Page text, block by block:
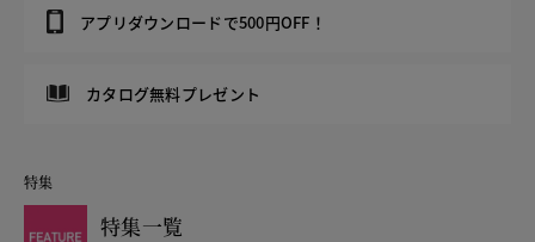
アプリダウンロードで500円OFF！
カタログ無料プレゼント
特集
特集一覧